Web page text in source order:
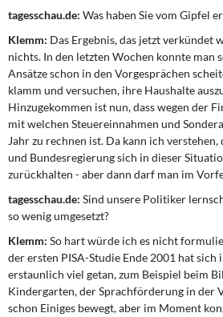
tagesschau.de: Was haben Sie vom Gipfel
Klemm: Das Ergebnis, das jetzt verkündet
nichts. In den letzten Wochen konnte man
Ansätze schon in den Vorgesprächen
klamm und versuchen, ihre Haushalte
Hinzugekommen ist nun, dass wegen der
mit welchen Steuereinnahmen und
Jahr zu rechnen ist. Da kann ich
und Bundesregierung sich in dieser
zurückhalten - aber dann darf man im
tagesschau.de: Sind unsere Politiker
so wenig umgesetzt?
Klemm: So hart würde ich es nicht
der ersten PISA-Studie Ende 2001 hat
erstaunlich viel getan, zum Beispiel beim
Kindergarten, der Sprachförderung in der
schon Einiges bewegt, aber im Moment